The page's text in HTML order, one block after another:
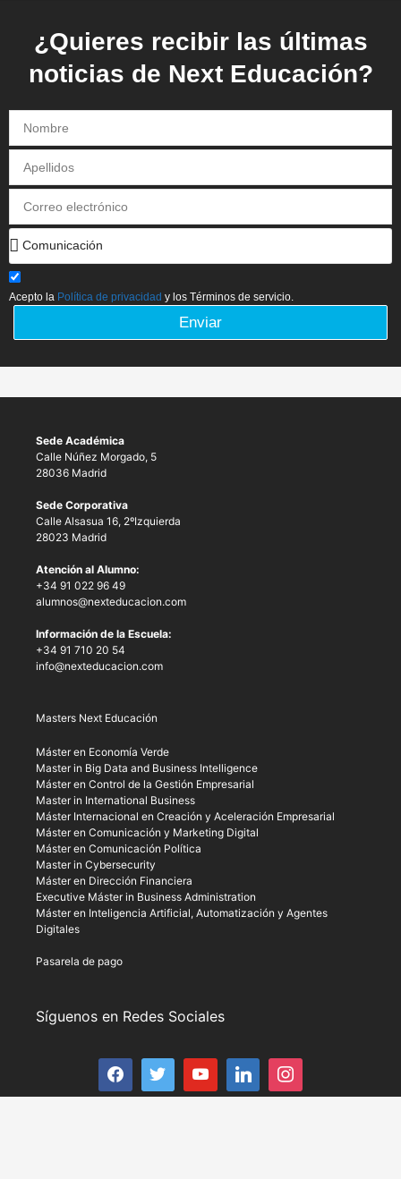
¿Quieres recibir las últimas
noticias de Next Educación?
Acepto la Política de privacidad y los Términos de servicio.
Enviar
Sede Académica
Calle Núñez Morgado, 5
28036 Madrid
Sede Corporativa
Calle Alsasua 16, 2ºIzquierda
28023 Madrid
Atención al Alumno:
+34 91 022 96 49
alumnos@nexteducacion.com
Información de la Escuela:
+34 91 710 20 54
info@nexteducacion.com
Masters Next Educación
Máster en Economía Verde
Master in Big Data and Business Intelligence
Máster en Control de la Gestión Empresarial
Master in International Business
Máster Internacional en Creación y Aceleración Empresarial
Máster en Comunicación y Marketing Digital
Máster en Comunicación Política
Master in Cybersecurity
Máster en Dirección Financiera
Executive Máster in Business Administration
Máster en Inteligencia Artificial, Automatización y Agentes
Digitales
Pasarela de pago
Síguenos en Redes Sociales